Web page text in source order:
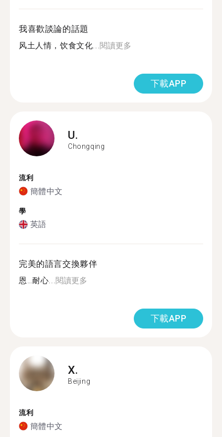
我喜歡談論的話題
风土人情，饮食文化...閱讀更多
下載APP
U.
Chongqing
流利
簡體中文
學
英語
完美的語言交換夥伴
恩…耐心...閱讀更多
下載APP
X.
Beijing
流利
簡體中文